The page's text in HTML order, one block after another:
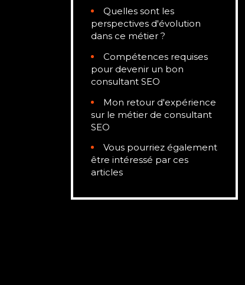
Quelles sont les
perspectives d'évolution
dans ce métier ?
Compétences requises
pour devenir un bon
consultant SEO
Mon retour d'expérience
sur le métier de consultant
SEO
Vous pourriez également
être intéressé par ces
articles